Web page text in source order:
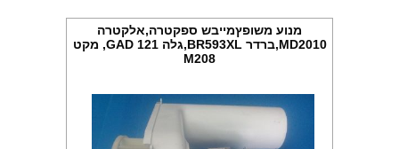
מנוע משופץמייבש ספקטרה,אלקטרה
MD2010,ברדר BR593XL,גלה GAD 121, מקט
M208